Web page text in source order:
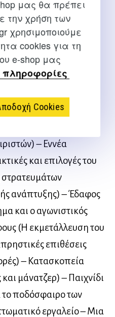
μας θα πρέπει
την χρήση των
χρησιμοποιούμε
cookies για τη
e-shop μας
πληροφορίες
Cookies
του ρόστερ) –
της
(Οργάνωση
υλικού) –
(Δημιουργία
– Ισχυρά και
και αδυναμίες
(Καθοδήγηση ομάδας
– Εννέα
και επιλογές του
ανάπτυξης) – Έδαφος
και ο αγωνιστικός
(Η εκμετάλλευση του
επιθέσεις
– Κατασκοπεία
μάνατζερ) – Παιχνίδι
το ποδόσφαιρο των
εργαλείο – Μια